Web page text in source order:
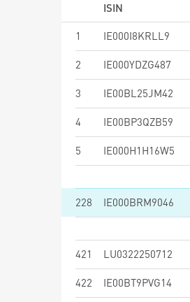
ISIN
1
IE000I8KRLL9
2 IE000YDZG487
3 IE00BL25JM42
4 IE00BP3QZB59
5 IE000H1H16W5
228 IE000BRM9046
421 LU0322250712
422 IE00BT9PVG14